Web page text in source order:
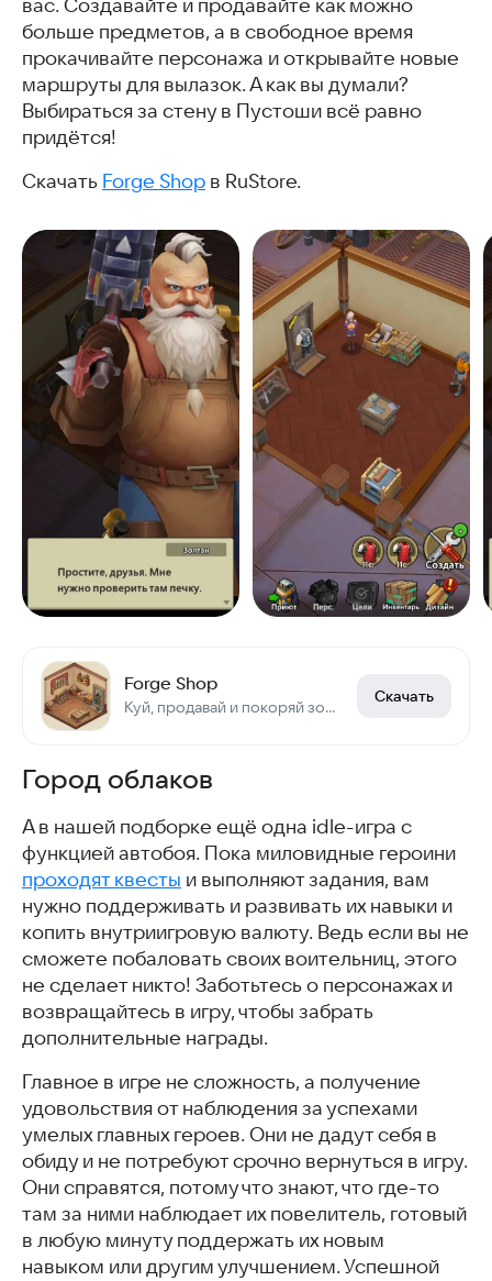
вас. Создавайте и продавайте как можно
больше предметов, а в свободное время
прокачивайте персонажа и открывайте новые
маршруты для вылазок. А как вы думали?
Выбираться за стену в Пустоши всё равно
придётся!
Скачать Forge Shop в RuStore.
Forge Shop
Куй, продавай и покоряй зомби!
Скачать
Город облаков
А в нашей подборке ещё одна idle-игра с
функцией автобоя. Пока миловидные героини
проходят квесты и выполняют задания, вам
нужно поддерживать и развивать их навыки и
копить внутриигровую валюту. Ведь если вы не
сможете побаловать своих воительниц, этого
не сделает никто! Заботьтесь о персонажах и
возвращайтесь в игру, чтобы забрать
дополнительные награды.
Главное в игре не сложность, а получение
удовольствия от наблюдения за успехами
умелых главных героев. Они не дадут себя в
обиду и не потребуют срочно вернуться в игру.
Они справятся, потому что знают, что где-то
там за ними наблюдает их повелитель, готовый
в любую минуту поддержать их новым
навыком или другим улучшением. Успешной